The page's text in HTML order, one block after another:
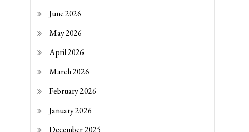
June 2026
May 2026
April 2026
March 2026
February 2026
January 2026
December 2025